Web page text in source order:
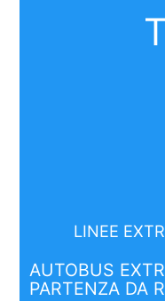
LINEE
AUTOBUS
PARTENZA DA